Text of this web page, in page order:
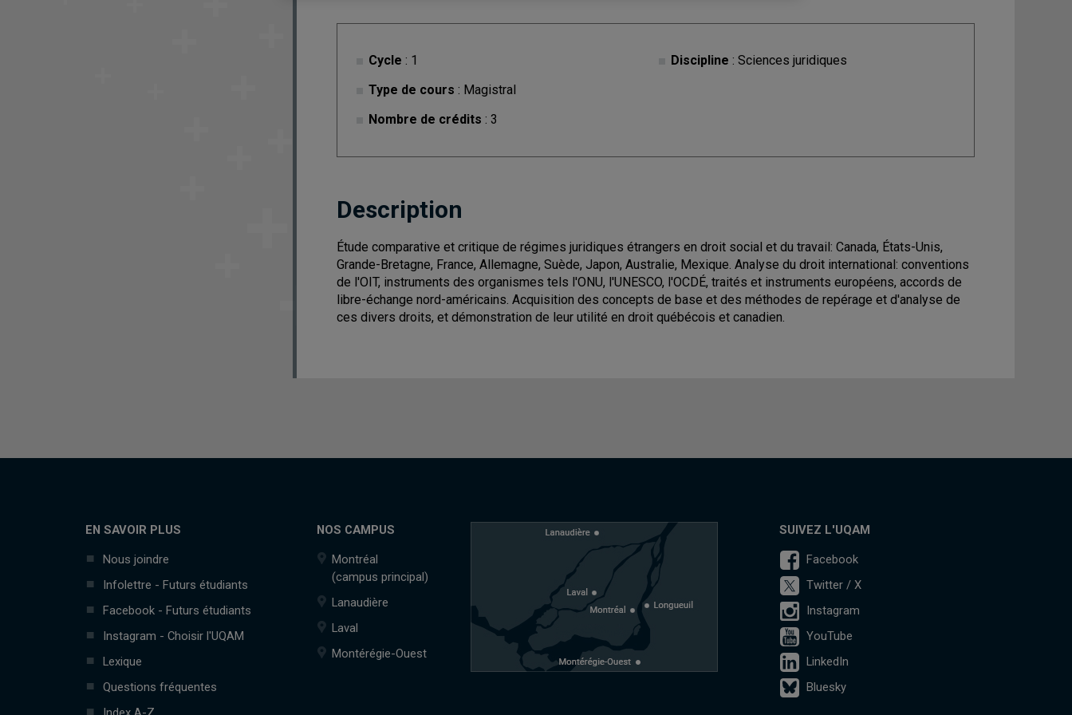
Cycle : 1
Type de cours : Magistral
Nombre de crédits : 3
Discipline : Sciences juridiques
Description
Étude comparative et critique de régimes juridiques étrangers en droit social et du travail: Canada, États-Unis,
Grande-Bretagne, France, Allemagne, Suède, Japon, Australie, Mexique. Analyse du droit international: conventions
de l'OIT, instruments des organismes tels l'ONU, l'UNESCO, l'OCDÉ, traités et instruments européens, accords de
libre-échange nord-américains. Acquisition des concepts de base et des méthodes de repérage et d'analyse de
ces divers droits, et démonstration de leur utilité en droit québécois et canadien.
EN SAVOIR PLUS
Nous joindre
Infolettre - Futurs étudiants
Facebook - Futurs étudiants
Instagram - Choisir l'UQAM
Lexique
Questions fréquentes
NOS CAMPUS
Montréal
(campus principal)
Lanaudière
Laval
Montérégie-Ouest
SUIVEZ L'UQAM
Facebook
Twitter / X
Instagram
YouTube
LinkedIn
Bluesky